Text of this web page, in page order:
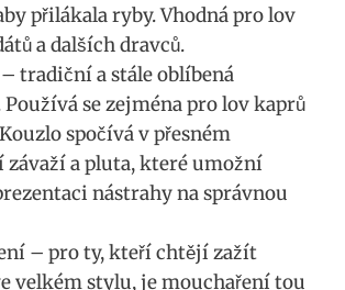
přilákala ryby. Vhodná pro lov
a dalších dravců.
tradiční a stále oblíbená
se zejména pro lov kaprů
spočívá v přesném
závaží a pluta, které umožní
nástrahy na správnou
– pro ty, kteří chtějí zažít
velkém stylu, je mouchaření tou